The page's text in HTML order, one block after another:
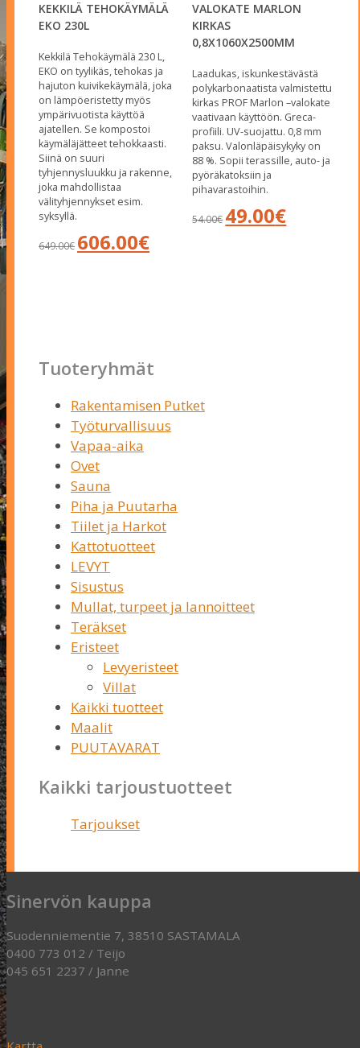
KEKKILÄ TEHOKÄYMÄLÄ
EKO 230L
Kekkilä Tehokäymälä 230 L,
EKO on tyylikäs, tehokas ja
hajuton kuivikekäymälä, joka
on lämpöeristetty myös
ympärivuotista käyttöä
ajatellen. Se kompostoi
käymäläjätteet tehokkaasti.
Siinä on suuri
tyhjennysluukku ja rakenne,
joka mahdollistaa
välityhjennykset esim.
syksyllä.
649.00€
Alkuperäinen
hinta
606.00€Nykyinen
hinta
VALOKATE MARLON
KIRKAS
0,8X1060X2500MM
Laadukas, iskunkestävästä
polykarbonaatista valmistettu
kirkas PROF Marlon –valokate
vaativaan käyttöön. Greca-
profiili. UV-suojattu. 0,8 mm
paksu. Valonläpäisykyky on
88 %. Sopii terassille, auto- ja
pyöräkatoksiin ja
pihavarastoihin.
54.00€
Alkuperäinen
hinta
49.00€Nykyinen
hinta
Tuoteryhmät
Rakentamisen Putket
Työturvallisuus
Vapaa-aika
Ovet
Sauna
Piha ja Puutarha
Tiilet ja Harkot
Kattotuotteet
LEVYT
Sisustus
Mullat, turpeet ja lannoitteet
Teräkset
Eristeet
Levyeristeet
Villat
Kaikki tuotteet
Maalit
PUUTAVARAT
Kaikki tarjoustuotteet
Tarjoukset
Sinervön kauppa
Suodenniementie 7, 38510 SASTAMALA
0400 773 012 / Teijo
045 651 2237 / Janne